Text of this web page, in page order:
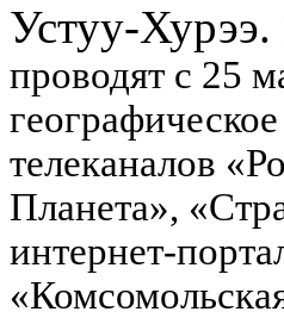
Устуу-Хурээ.
проводят с 25
телеканалов
Планета»,
интернет-